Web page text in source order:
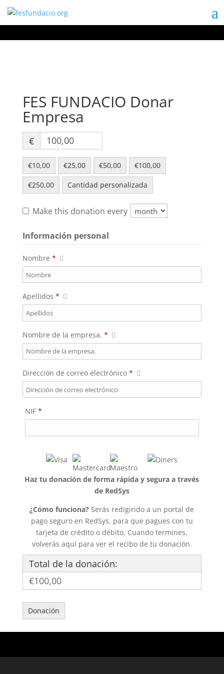
FES FUNDACIO Donar
Empresa
€
€10,00 €25,00 €50,00 €100,00
€250,00 Cantidad personalizada
Make this donation every
Información personal
Nombre *
Apellidos *
Nombre de la empresa. *
Dirección de correo electrónico *
NIF*
Haz tu donación de forma rápida y segura a través
de RedSys
¿Cómo funciona? Serás redigirido a un portal de
pago seguro en RedSys, para que pagues con tu
tarjeta de crédito o débito. Cuando termines,
volverás aquí para ver el recibo de tu donación.
Total de la donación:
€100,00